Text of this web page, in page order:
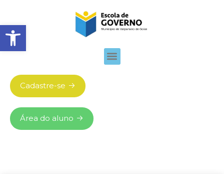
Abrir barra de ferramentas
Cadastre-se
Área do aluno